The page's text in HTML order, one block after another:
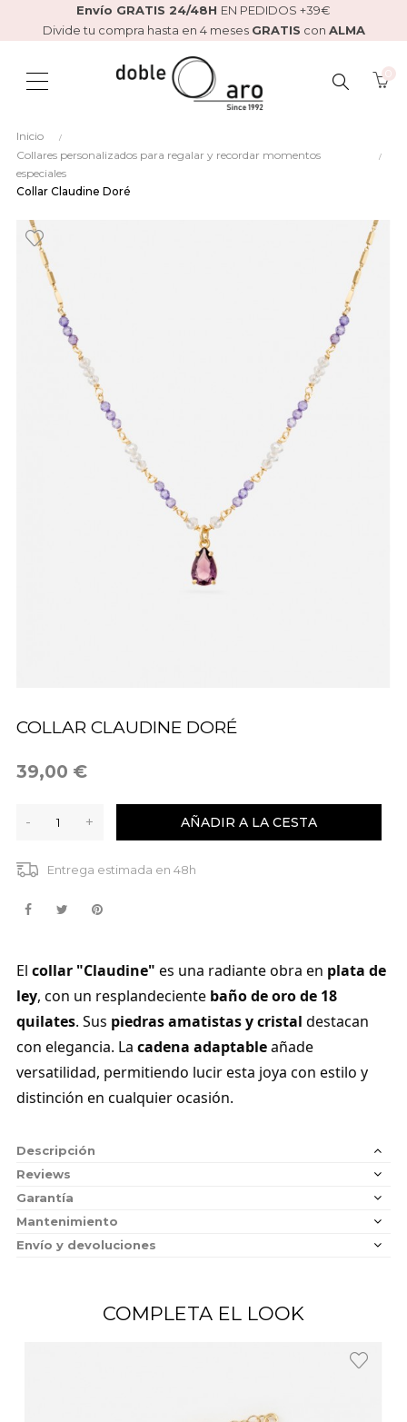
Envío GRATIS 24/48H EN PEDIDOS +39€
Divide tu compra hasta en 4 meses GRATIS con ALMA
BUSCAR
Inicio
Collares personalizados para regalar y recordar momentos
especiales
Collar Claudine Doré
COLLAR CLAUDINE DORÉ
39,00 €
- + AÑADIR A LA CESTA
Entrega estimada en 48h
El collar "Claudine" es una radiante obra en plata de
ley, con un resplandeciente baño de oro de 18
quilates. Sus piedras amatistas y cristal destacan
con elegancia. La cadena adaptableañade
versatilidad, permitiendo lucir esta joya con estilo y
distinción en cualquier ocasión.
Descripción
Reviews
Garantía
Mantenimiento
Envío y devoluciones
COMPLETA EL LOOK